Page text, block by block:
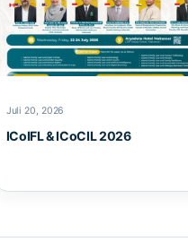
Juli 20, 2026
ICoIFL & ICoCIL 2026